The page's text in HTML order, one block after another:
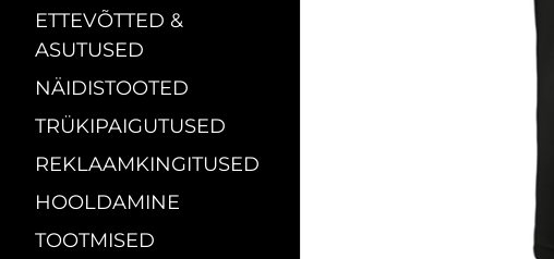
ETTEVÕTTED &
ASUTUSED
NÄIDISTOOTED
TRÜKIPAIGUTUSED
REKLAAMKINGITUSED
HOOLDAMINE
TOOTMISED